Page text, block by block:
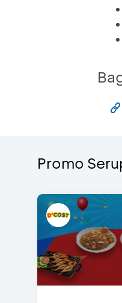
Promo